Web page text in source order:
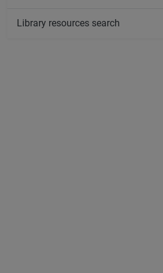
Library resources search